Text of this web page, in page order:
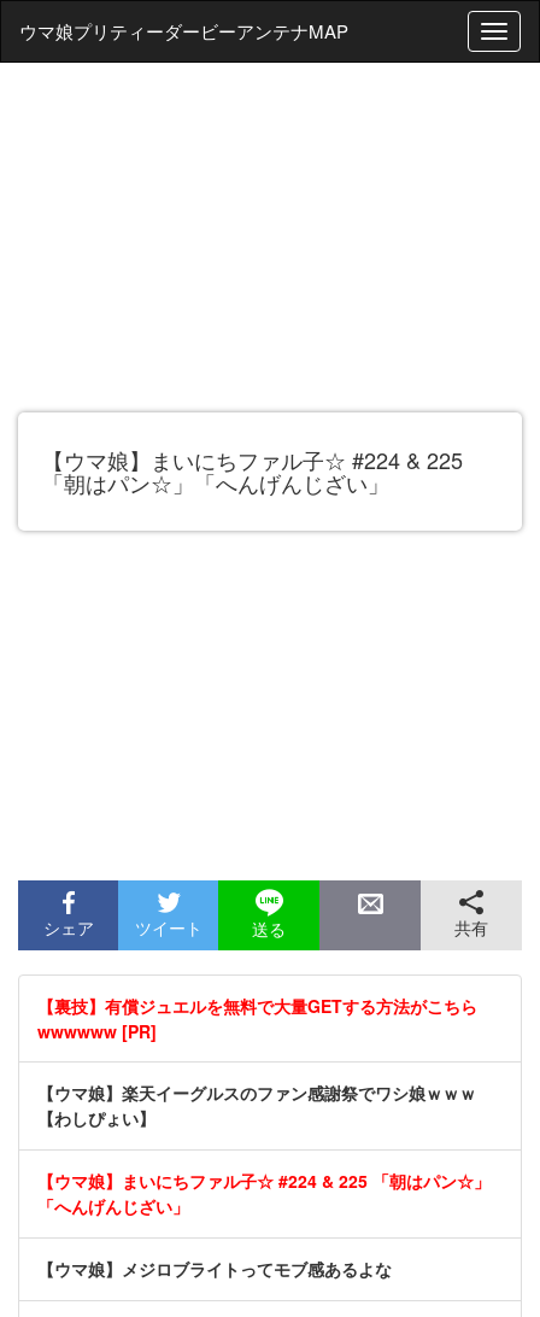
T
o
ウマ娘プリティーダービーアンテナMAP
【ウマ娘】まいにちファル子☆ #224 & 225
「朝はパン☆」「へんげんじざい」
シェア ツイート 送る 共有
【裏技】有償ジュエルを無料で大量GETする方法がこちら
wwwwww [PR]
【ウマ娘】楽天イーグルスのファン感謝祭でワシ娘ｗｗｗ
【わしぴょい】
【ウマ娘】まいにちファル子☆ #224 & 225 「朝はパン☆」
「へんげんじざい」
【ウマ娘】メジロブライトってモブ感あるよな